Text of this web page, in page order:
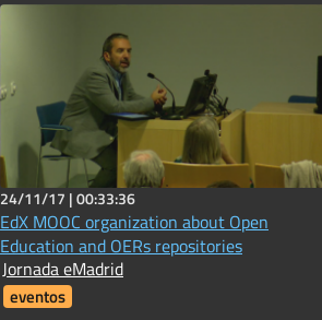
24/11/17 |00:33:36
EdX MOOC organization about Open
Education and OERs repositories
Jornada eMadrid
eventos